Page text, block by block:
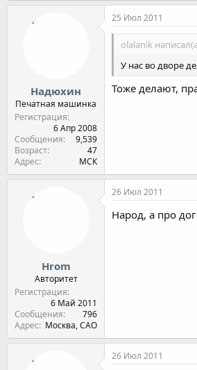
Надюхин
Печатная машинка
Регистрация
6 Апр 2008
Сообщения
9,539
Возраст
47
Адрес
МСК
25 Июл 2011
olalanik
У нас во дворе
Тоже делают,
Hrom
Авторитет
Регистрация
6 Май 2011
Сообщения
796
Адрес
Москва, САО
26 Июл 2011
Народ, а про
26 Июл 2011